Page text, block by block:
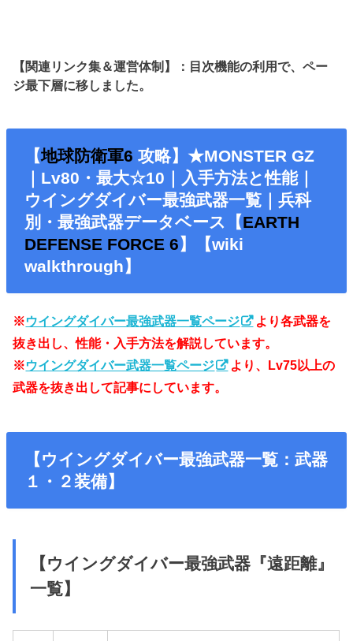
【関連リンク集＆運営体制】：目次機能の利用で、ペー
ジ最下層に移しました。
【地球防衛軍6 攻略】★MONSTER GZ
｜Lv80・最大☆10｜入手方法と性能｜
ウイングダイバー最強武器一覧｜兵科
別・最強武器データベース【EARTH
DEFENSE FORCE 6】【wiki
walkthrough】
※ウイングダイバー最強武器一覧ページ
より各武器を
抜き出し、性能・入手方法を解説しています。
※ウイングダイバー武器一覧ページ
より、Lv75以上の
武器を抜き出して記事にしています。
【ウイングダイバー最強武器一覧：武器
１・２装備】
【ウイングダイバー最強武器『遠距離』
一覧】